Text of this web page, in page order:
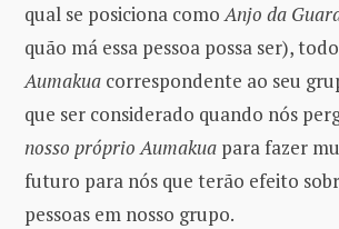
qual se posiciona comoAnjo da
quão má essa pessoa possa ser),
Aumakua correspondente ao seu
que ser considerado quando nós
nosso próprio Aumakua para fazer
futuro para nós que terão efeito
pessoas em nosso grupo.